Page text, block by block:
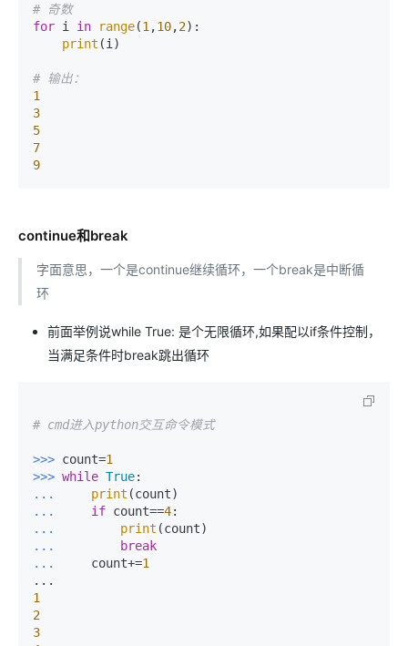
# 奇数
for i in range(1 ,10,2):
print (i)
# 输出：
1
3
5
7
9
continue和break
字面意思，一个是continue继续循环，一个break是中断循
环
前面举例说while True: 是个无限循环,如果配以if条件控制，
当满足条件时break跳出循环
# cmd进入python交互命令模式
>>> count=1
>>> while True
...
print
...
if count==4
...
print
...
break
...
    count+=
1
1
2
3